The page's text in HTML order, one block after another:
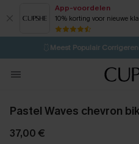
App-voordelen
10% korting voor nieuwe
⚡️LAATSTE KANS
🩱Meest Populair
💌Abonneer je &
Koop 3, krijg 15%
Pastel Waves chevron
37,00 €